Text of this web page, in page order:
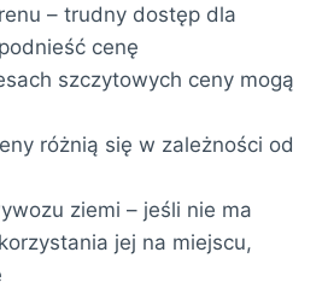
– trudny dostęp dla
cenę
szczytowych ceny mogą
różnią się w zależności od
ziemi – jeśli nie ma
jej na miejscu,